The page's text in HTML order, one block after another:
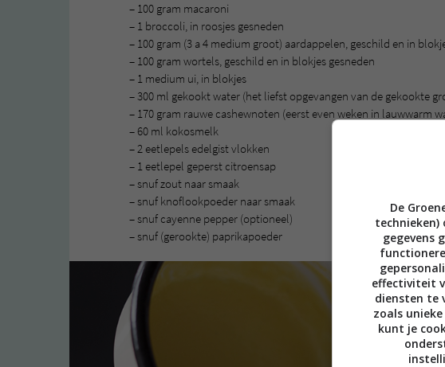
– 100 gram macaroni
– 1 broccoli, in roosjes gesneden
– 100 gram (3 a 4 medium groot) aardappelen, geschild en in
– 100 gram wortels, geschild en in blokjes gesneden
– 1 medium ui, in blokjes
– 300 ml gekookt water (het liefst opgevangen van de gekookte
– 170 gram rauwe cashewnoten (eerst even weken in lauwwarm
– 60 ml kokosmelk
– 2 eetlepels edelgist vlokken
– 1 eetlepel geperst citroensap
– snuf zout naar smaak
– snuf knoflookpoeder naar smaak
– snuf cayenne pepper (optioneel)
– snuf (gerookte) paprikapoeder
De
gegevens
effectiviteit
diensten te
zoals
kunt je